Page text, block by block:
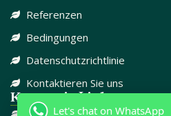
Referenzen
Bedingungen
Datenschutzrichtlinie
Kontaktieren Sie uns
Kategorie-Links
DISSOZIATIV
Let's chat on WhatsApp